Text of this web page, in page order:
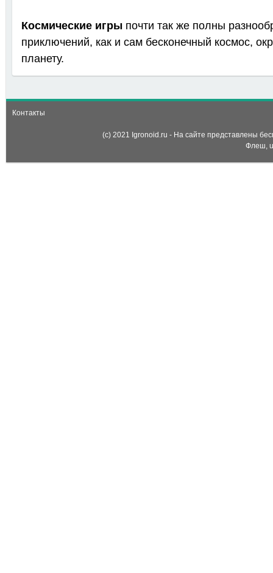
Космические игры почти так же полны
приключений, как и сам бесконечный космос,
планету.
Контакты
(c) 2021 Igronoid.ru - На сайте представлены
Флеш,